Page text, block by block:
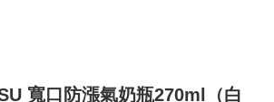
寬口防漲氣奶瓶270ml（白